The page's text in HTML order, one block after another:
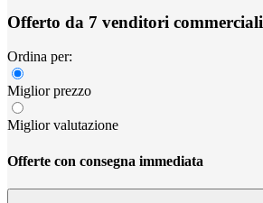
Offerto da 7 venditori commerciali
Ordina per:
Miglior prezzo
Miglior valutazione
Offerte con consegna immediata